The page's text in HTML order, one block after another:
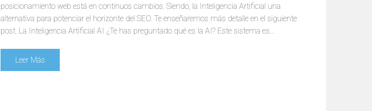
posicionamiento web está en continuos cambios. Siendo, la Inteligencia Artificial una
alternativa para potenciar el horizonte del SEO. Te enseñaremos más detalle en el siguiente
post. La Inteligencia Artificial AI ¿Te has preguntado qué es la AI? Este sistema es…
Leer Más